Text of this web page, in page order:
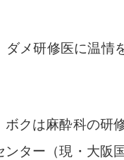
メ研修医に温情
クは麻酔科の研
ター（現・大阪